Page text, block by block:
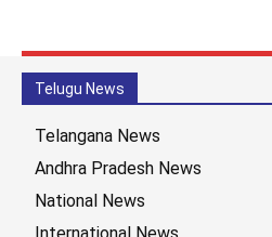
Telugu News
Telangana News
Andhra Pradesh News
National News